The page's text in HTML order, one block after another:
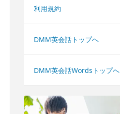
利用規約
DMM英会話トップへ
DMM英会話Wordsトップへ